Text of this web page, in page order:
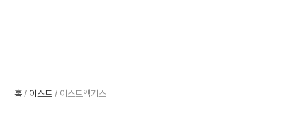
홈 / 이스트 / 이스트엑기스